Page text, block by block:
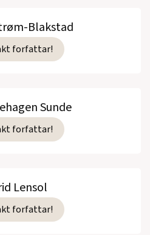
Blakstad
forfattar!
Sunde
forfattar!
Lensol
forfattar!